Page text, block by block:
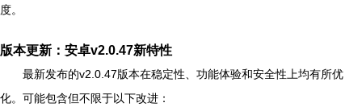
度。
版本更新：安卓v2.0.47新特性
最新发布的v2.0.47版本在稳定性、功能体验和安全性上均有所优
化。可能包含但不限于以下改进：